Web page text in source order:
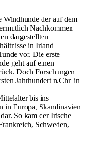
Windhunde der auf dem
Nachkommen
dargestellten
in Irland
vor. Die erste
geht auf einen
Doch Forschungen
Jahrhundert n.Chr. in
bis ins
in Europa, Skandinavien
So kam der Irische
Schweden,